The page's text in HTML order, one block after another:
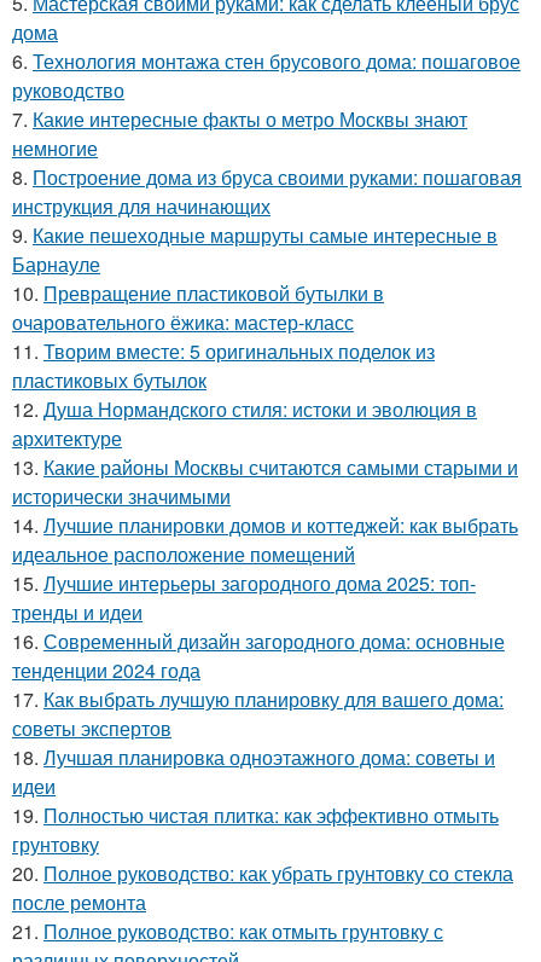
дома
6. Технология монтажа стен брусового дома: пошаговое
руководство
7. Какие интересные факты о метро Москвы знают
немногие
8. Построение дома из бруса своими руками: пошаговая
инструкция для начинающих
9. Какие пешеходные маршруты самые интересные в
Барнауле
10. Превращение пластиковой бутылки в
очаровательного ёжика: мастер-класс
11. Творим вместе: 5 оригинальных поделок из
пластиковых бутылок
12. Душа Нормандского стиля: истоки и эволюция в
архитектуре
13. Какие районы Москвы считаются самыми старыми и
исторически значимыми
14. Лучшие планировки домов и коттеджей: как выбрать
идеальное расположение помещений
15. Лучшие интерьеры загородного дома 2025: топ-
тренды и идеи
16. Современный дизайн загородного дома: основные
тенденции 2024 года
17. Как выбрать лучшую планировку для вашего дома:
советы экспертов
18. Лучшая планировка одноэтажного дома: советы и
идеи
19. Полностью чистая плитка: как эффективно отмыть
грунтовку
20. Полное руководство: как убрать грунтовку со стекла
после ремонта
21. Полное руководство: как отмыть грунтовку с